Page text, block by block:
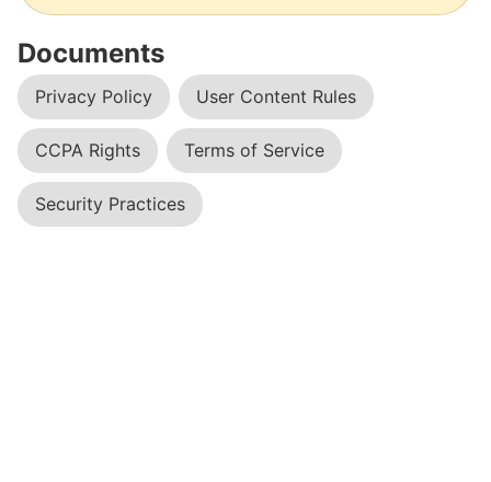
Documents
Privacy Policy User Content Rules
CCPA Rights Terms of Service
Security Practices